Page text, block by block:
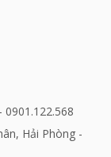
0901.122.568
Hải Phòng -